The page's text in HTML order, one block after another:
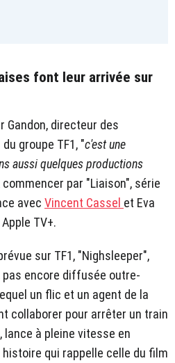
font leur arrivée sur
Gandon, directeur des
groupe TF1, "c'est une
aussi quelques productions
commencer par "Liaison", série
avec Vincent Cassel et Eva
TV+.
sur TF1, "Nighsleeper",
pas encore diffusée outre-
un flic et un agent de la
collaborer pour arrêter un train
à pleine vitesse en
qui rappelle celle du film